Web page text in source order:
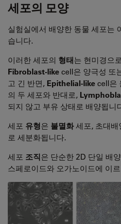
세포의 모양
실험실에서 배양한 동물 세포는
습니다.
이러한 세포의 형태는 현미경으
Fibroblast-likecell은 양극성 또
고 긴 반면, Epithelial-likecell은
의 두 세포와 반대로,
되지 않고 부유 상태로 배양됩니
세포 유형은 불멸화세포, 초대배
로 세분화됩니다.
세포 조직은 단순한 2D 단일 배
스페로이드와 오가노이드에 이